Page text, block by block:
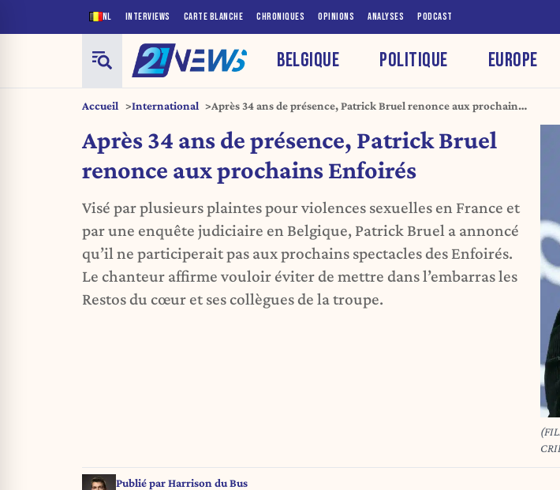
NL INTERVIEWS CARTE BLANCHE CHRONIQUES OPINIONS ANALYSES PODCAST
BELGIQUE POLITIQUE EUROPE
Accueil International
Après 34 ans de présence, Patrick Bruel renonce aux prochains
Après 34 ans de présence, Patrick Bruel
renonce aux prochains Enfoirés
Visé par plusieurs plaintes pour violences sexuelles en France et
par une enquête judiciaire en Belgique, Patrick Bruel a annoncé
qu’il ne participerait pas aux prochains spectacles des Enfoirés.
Le chanteur affirme vouloir éviter de mettre dans l’embarras les
Restos du cœur et ses collègues de la troupe.
of
Publié parHarrison du Bus